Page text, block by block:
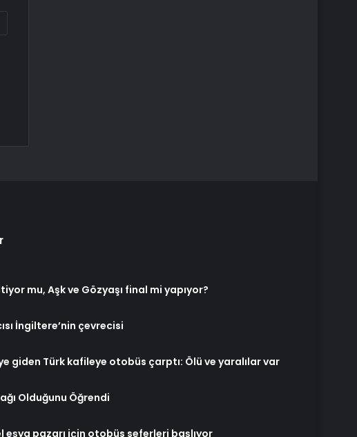
mu, Aşk ve Gözyaşı final mi yapıyor?
İngiltere’nin çevrecisi
giden Türk kafileye otobüs çarptı: Ölü ve yaralılar var
Olduğunu Öğrendi
eşya pazarı için otobüs seferleri başlıyor